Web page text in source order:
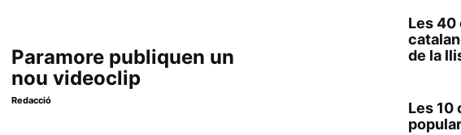
Paramore publiquen un
nou videoclip
Redacció
Les 40
de la
Les 10